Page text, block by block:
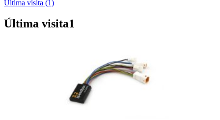
Última visita (1)
Última visita1